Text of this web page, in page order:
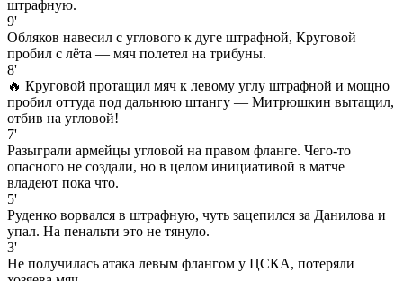
штрафную.
9'
Обляков навесил с углового к дуге штрафной, Круговой
пробил с лёта — мяч полетел на трибуны.
8'
🔥 Круговой протащил мяч к левому углу штрафной и мощно
пробил оттуда под дальнюю штангу — Митрюшкин вытащил,
отбив на угловой!
7'
Разыграли армейцы угловой на правом фланге. Чего-то
опасного не создали, но в целом инициативой в матче
владеют пока что.
5'
Руденко ворвался в штрафную, чуть зацепился за Данилова и
упал. На пенальти это не тянуло.
3'
Не получилась атака левым флангом у ЦСКА, потеряли